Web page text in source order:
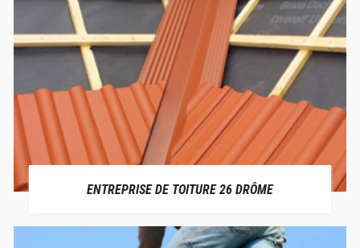
ENTREPRISE DE TOITURE 26 DRÔME